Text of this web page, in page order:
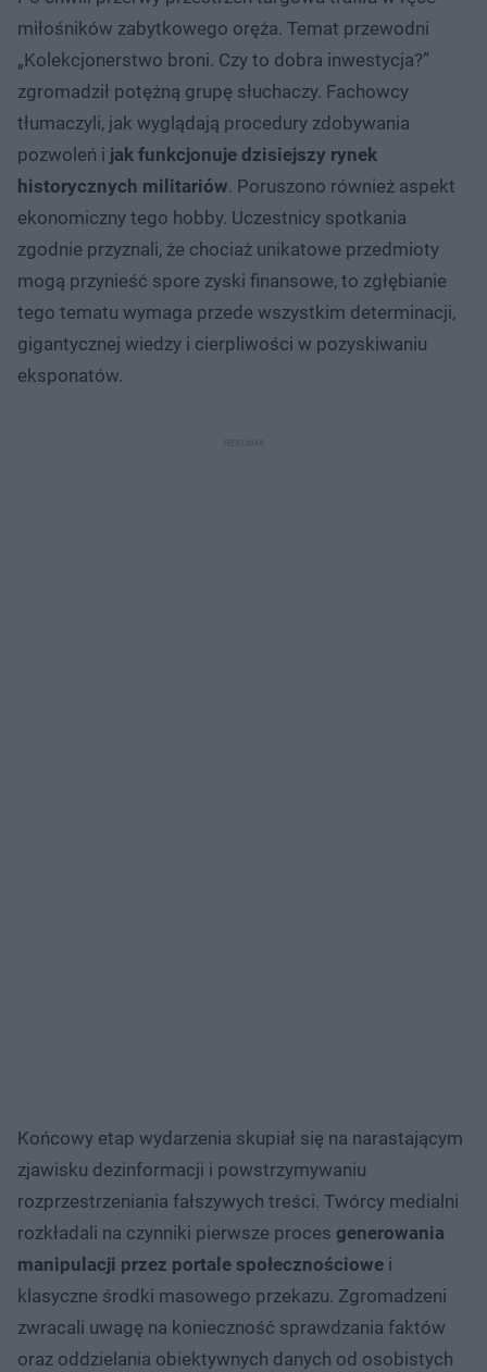
miłośników zabytkowego oręża. Temat przewodni
„Kolekcjonerstwo broni. Czy to dobra inwestycja?”
zgromadził potężną grupę słuchaczy. Fachowcy
tłumaczyli, jak wyglądają procedury zdobywania
pozwoleń i jak funkcjonuje dzisiejszy rynek
historycznych militariów. Poruszono również aspekt
ekonomiczny tego hobby. Uczestnicy spotkania
zgodnie przyznali, że chociaż unikatowe przedmioty
mogą przynieść spore zyski finansowe, to zgłębianie
tego tematu wymaga przede wszystkim determinacji,
gigantycznej wiedzy i cierpliwości w pozyskiwaniu
eksponatów.
Końcowy etap wydarzenia skupiał się na narastającym
zjawisku dezinformacji i powstrzymywaniu
rozprzestrzeniania fałszywych treści. Twórcy medialni
rozkładali na czynniki pierwsze proces generowania
manipulacji przez portale społecznościowe i
klasyczne środki masowego przekazu. Zgromadzeni
zwracali uwagę na konieczność sprawdzania faktów
oraz oddzielania obiektywnych danych od osobistych